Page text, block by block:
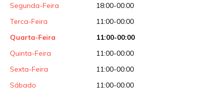
Segunda-Feira
18:00-00:00
Terca-Feira
11:00-00:00
Quarta-Feira
11:00-00:00
Quinta-Feira
11:00-00:00
Sexta-Feira
11:00-00:00
Sábado
11:00-00:00